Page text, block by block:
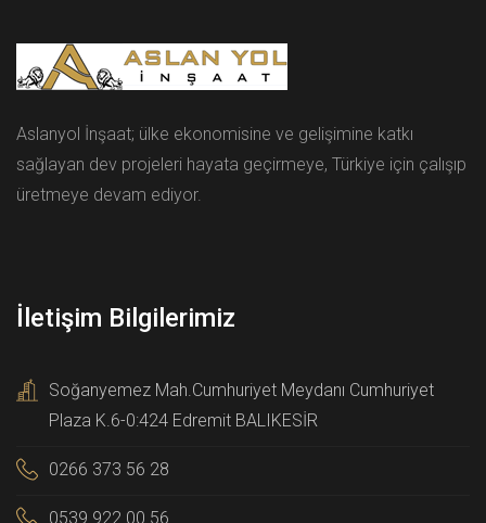
Aslanyol İnşaat; ülke ekonomisine ve gelişimine katkı
sağlayan dev projeleri hayata geçirmeye, Türkiye için çalışıp
üretmeye devam ediyor.
İletişim Bilgilerimiz
Soğanyemez Mah.Cumhuriyet Meydanı Cumhuriyet
Plaza K.6-0:424 Edremit BALIKESİR
0266 373 56 28
0539 922 00 56